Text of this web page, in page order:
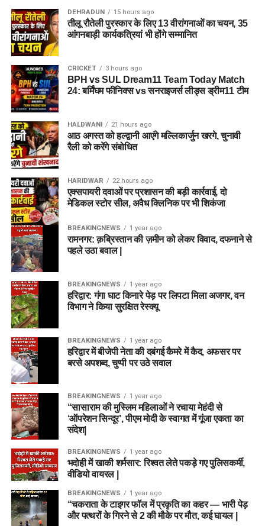
DEHRADUN 15 hours ago
तीलू रौतेली पुरस्कार के लिए 13 वीरांगनाओं का चयन, 35
आंगनबाड़ी कार्यकत्रियां भी होंगे सम्मानित
CRICKET 3 hours ago
BPH vs SUL Dream11 Team Today Match
24: बर्मिंघम फीनिक्स vs सनराइजर्स लीड्स ड्रीम11 टीम
HALDWANI 21 hours ago
आठ अगस्त को हल्द्वानी आएंगे मल्लिकार्जुन खरगे, चुनावी
रैली को करेंगे संबोधित
HARIDWAR 22 hours ago
एक्सपायरी दवाओं पर प्रशासन की बड़ी कार्रवाई, दो
मेडिकल स्टोर सील, अवैध क्लिनिक पर भी शिकंजा
BREAKINGNEWS 1 year ago
रामनगर: क़ब्रिस्तान की ज़मीन को लेकर विवाद, दफनाने से
पहले उठा बवाल |
BREAKINGNEWS 1 year ago
हरिद्वार: गंगा घाट किनारे पेड़ पर लिपटा मिला अजगर, वन
विभाग ने किया सुरक्षित रेस्क्यू
BREAKINGNEWS 1 year ago
हरिद्वार में बीजेपी नेता की दबंगई कैमरे में कैद, अफसर पर
बरसे अपशब्द, चुप्पी पर उठे सवाल
BREAKINGNEWS 1 year ago
“सासाराम की मुस्लिम महिलाओं ने रचाया मेहंदी से
‘ऑपरेशन सिन्दूर’, पीएम मोदी के स्वागत में गूंजा एकता का
संदेश|
BREAKINGNEWS 1 year ago
भदोही में खाकी शर्मसार: रिश्वत लेते पकड़े गए पुलिसकर्मी,
वीडियो वायरल |
BREAKINGNEWS 1 year ago
“चकराता के टाइगर फॉल में प्रकृति का कहर — भारी पेड़
और पत्थरों के गिरने से 2 की मौके पर मौत, कई घायल |